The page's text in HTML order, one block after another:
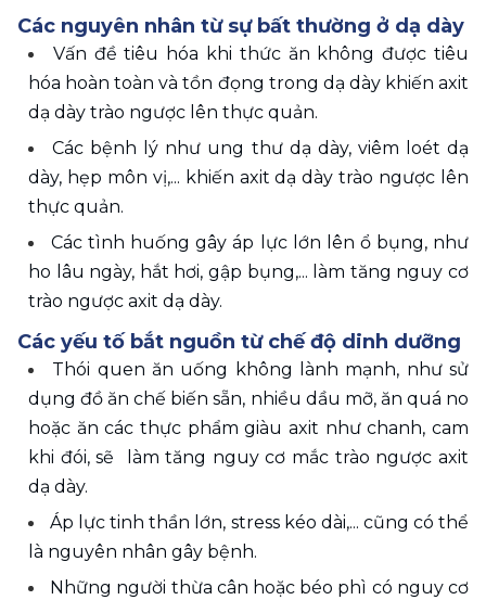
Các nguyên nhân từ sự bất thường ở dạ dày
Vấn đề tiêu hóa khi thức ăn không được tiêu
hóa hoàn toàn và tồn đọng trong dạ dày khiến axit
dạ dày trào ngược lên thực quản.
Các bệnh lý như ung thư dạ dày, viêm loét dạ
dày, hẹp môn vị,... khiến axit dạ dày trào ngược lên
thực quản.
Các tình huống gây áp lực lớn lên ổ bụng, như
ho lâu ngày, hắt hơi, gập bụng,... làm tăng nguy cơ
trào ngược axit dạ dày.
Các yếu tố bắt nguồn từ chế độ dinh dưỡng
Thói quen ăn uống không lành mạnh, như sử
dụng đồ ăn chế biến sẵn, nhiều dầu mỡ, ăn quá no
hoặc ăn các thực phẩm giàu axit như chanh, cam
khi đói, sẽ  làm tăng nguy cơ mắc trào ngược axit
dạ dày.
Áp lực tinh thần lớn, stress kéo dài,... cũng có thể
là nguyên nhân gây bệnh.
Những người thừa cân hoặc béo phì có nguy cơ